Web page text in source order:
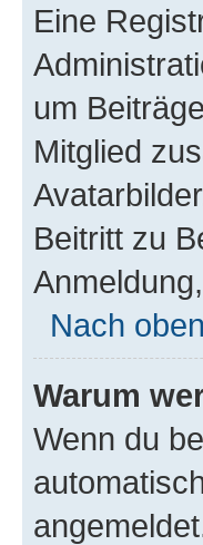
Eine
um
Mitglied
Beitritt zu
Nach oben
Warum
Wenn du